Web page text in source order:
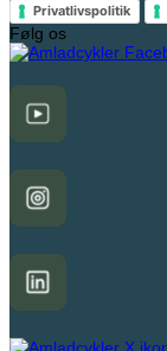
Privatlivspolitik
Følg os